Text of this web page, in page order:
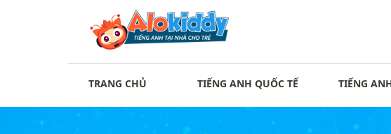
TRANG CHỦ TIẾNG ANH QUỐC TẾ TIẾNG